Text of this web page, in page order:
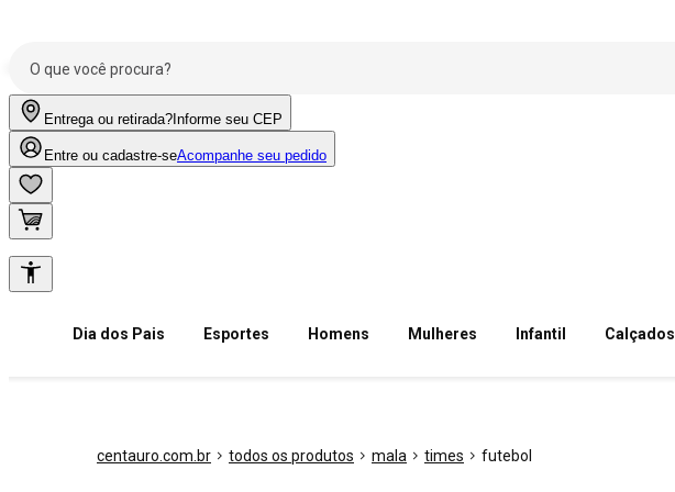
Entrega ou retirada? Informe seu CEP
Entre ou cadastre-seAcompanhe seu pedido
Dia dos Pais Esportes Homens Mulheres Infantil Calçados
centauro.com.br todos os produtos mala times futebol